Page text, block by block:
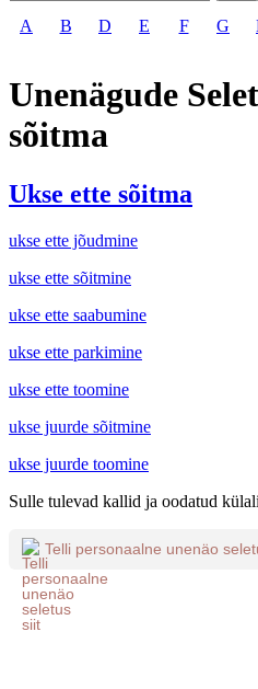
A B D E F G
Unenägude
sõitma
Ukse ette sõitma
ukse ette jõudmine
ukse ette sõitmine
ukse ette saabumine
ukse ette parkimine
ukse ette toomine
ukse juurde sõitmine
ukse juurde toomine
Sulle tulevad kallid ja oodatud
Telli personaalne unenäo